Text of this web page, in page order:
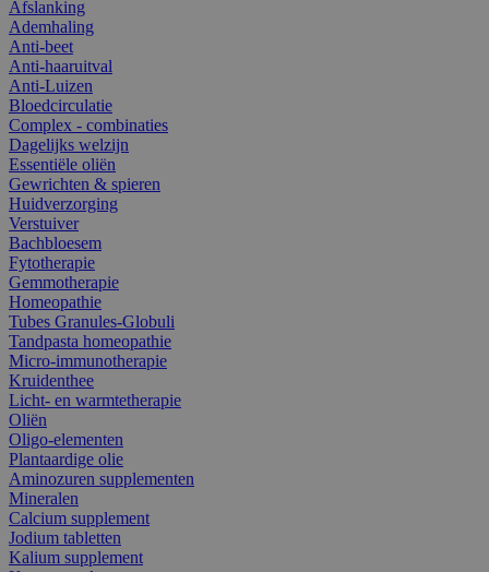
Afslanking
Ademhaling
Anti-beet
Anti-haaruitval
Anti-Luizen
Bloedcirculatie
Complex - combinaties
Dagelijks welzijn
Essentiële oliën
Gewrichten & spieren
Huidverzorging
Verstuiver
Bachbloesem
Fytotherapie
Gemmotherapie
Homeopathie
Tubes Granules-Globuli
Tandpasta homeopathie
Micro-immunotherapie
Kruidenthee
Licht- en warmtetherapie
Oliën
Oligo-elementen
Plantaardige olie
Aminozuren supplementen
Mineralen
Calcium supplement
Jodium tabletten
Kalium supplement